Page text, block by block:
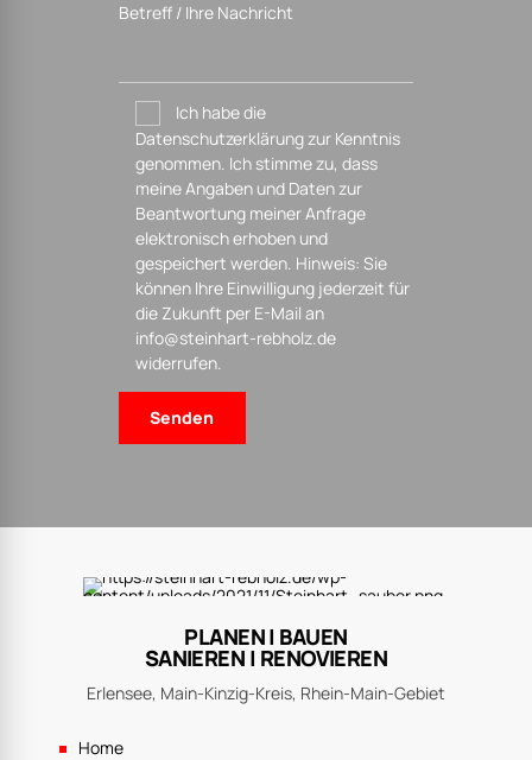
Betreff / Ihre Nachricht
Ich habe die
Datenschutzerklärung zur Kenntnis
genommen. Ich stimme zu, dass
meine Angaben und Daten zur
Beantwortung meiner Anfrage
elektronisch erhoben und
gespeichert werden. Hinweis: Sie
können Ihre Einwilligung jederzeit für
die Zukunft per E-Mail an
info@steinhart-rebholz.de
widerrufen.
PLANEN | BAUEN
SANIEREN | RENOVIEREN
Erlensee, Main-Kinzig-Kreis, Rhein-Main-Gebiet
Home